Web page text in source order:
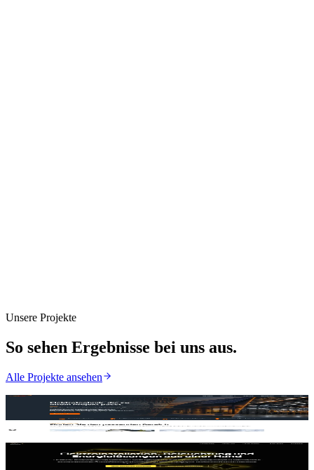
Unsere Projekte
So sehen Ergebnisse bei uns aus.
Alle Projekte ansehen
Elektro Ullrich
Jungen Elektrotechnik GmbH